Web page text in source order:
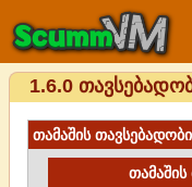
1.6.0
თამაშის